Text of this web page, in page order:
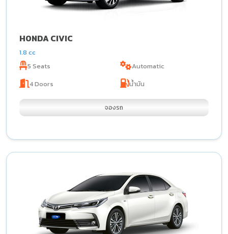
HONDA CIVIC
1.8 cc
5 Seats
4 Doors
Automatic
น้ำมัน
จองรถ